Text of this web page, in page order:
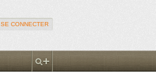
SE CONNECTER